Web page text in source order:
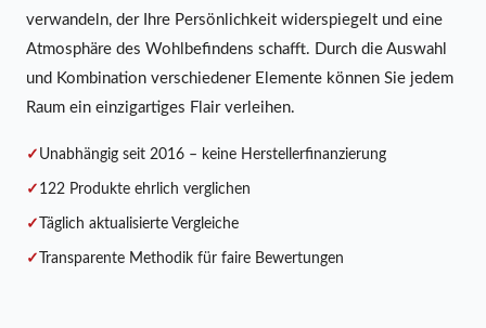
verwandeln, der Ihre Persönlichkeit widerspiegelt und eine
Atmosphäre des Wohlbefindens schafft. Durch die Auswahl
und Kombination verschiedener Elemente können Sie jedem
Raum ein einzigartiges Flair verleihen.
Unabhängig seit 2016 – keine Herstellerfinanzierung
122 Produkte ehrlich verglichen
Täglich aktualisierte Vergleiche
Transparente Methodik für faire Bewertungen